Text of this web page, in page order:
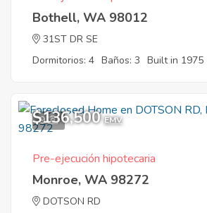
Bothell, WA 98012
31ST DR SE
Dormitorios: 4 Baños: 3 Built in 1975
9
$136,500 EMV
Pre-ejecución hipotecaria
Monroe, WA 98272
DOTSON RD